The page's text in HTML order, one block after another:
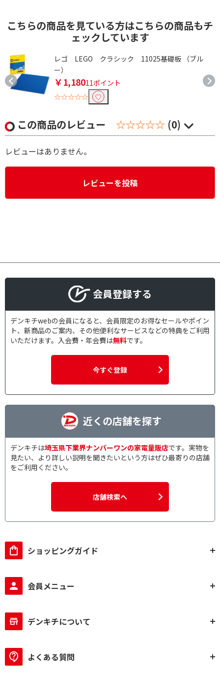
こちらの商品を見ている方はこちらの商品もチ
ェックしています
レゴ LEGO クラシック 11025基礎板 （ブル
ー）
￥1,18011ポイント
☆☆☆☆☆
この商品のレビュー ☆☆☆☆☆ (0)
レビューはありません。
レビューを投稿
会員登録する
デンキチwebの会員になると、会員限定のお得なセールやポイン
ト、新商品のご案内、その他便利なサービスなどの特典をご利用
いただけます。入会費・年会費は無料です。
今すぐ登録
近くの店舗を探す
デンキチは埼玉県下業界ナンバーワンの家電量販店です。実物を
見たい、より詳しい説明を聞きたいという方はぜひ最寄りの店舗
をご利用ください。
店舗検索へ
ショッピングガイド
会員メニュー
デンキチについて
よくある質問